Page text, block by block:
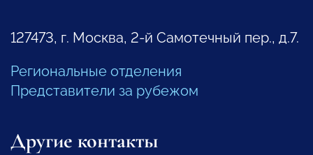
127473, г. Москва, 2-й Самотечный пер., д.7.
Региональные отделения
Представители за рубежом
Другие контакты